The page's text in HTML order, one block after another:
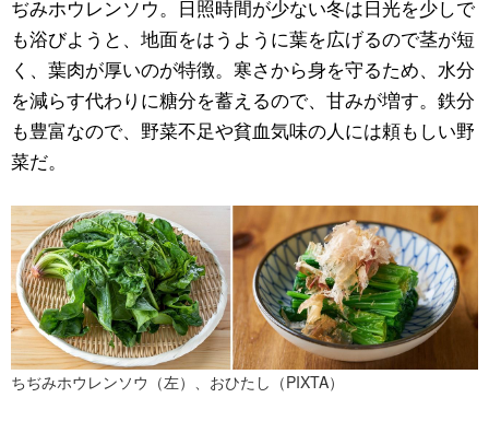
ぢみホウレンソウ。日照時間が少ない冬は日光を少しで
も浴びようと、地面をはうように葉を広げるので茎が短
く、葉肉が厚いのが特徴。寒さから身を守るため、水分
を減らす代わりに糖分を蓄えるので、甘みが増す。鉄分
も豊富なので、野菜不足や貧血気味の人には頼もしい野
菜だ。
ちぢみホウレンソウ（左）、おひたし（PIXTA）